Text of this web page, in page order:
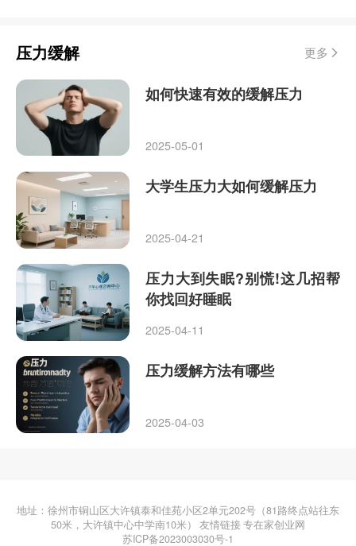
压力缓解 更多
如何快速有效的缓解压力
2025-05-01
大学生压力大如何缓解压力
2025-04-21
压力大到失眠?别慌!这几招帮
你找回好睡眠
2025-04-11
压力缓解方法有哪些
2025-04-03
地址：徐州市铜山区大许镇泰和佳苑小区2单元202号（81路终点站往东
50米，大许镇中心中学南10米） 友情链接专在家创业网
苏ICP备2023003030号-1